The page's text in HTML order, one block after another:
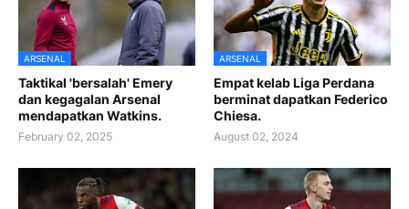
ARSENAL
Taktikal 'bersalah' Emery
dan kegagalan Arsenal
mendapatkan Watkins.
February 02, 2025
ARSENAL
Empat kelab Liga Perdana
berminat dapatkan Federico
Chiesa.
August 02, 2024